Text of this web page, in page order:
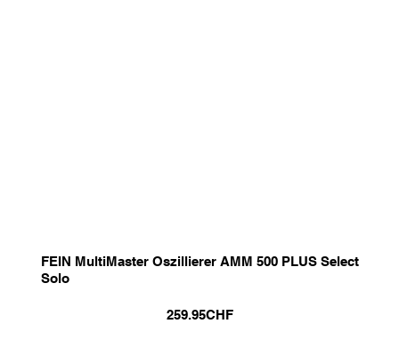
FEIN MultiMaster Oszillierer AMM 500 PLUS Select
Solo
259.95CHF